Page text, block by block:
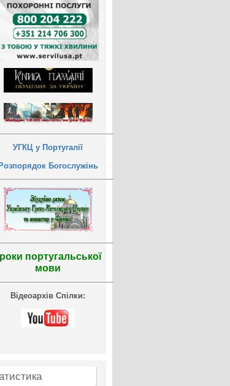
УГКЦ у Португалії
Богослужінь
португальської
мови
Відеоархів Спілки: